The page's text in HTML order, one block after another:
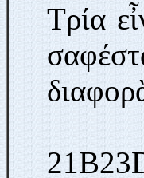
Τρία